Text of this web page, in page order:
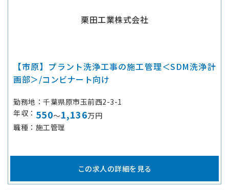
栗田工業株式会社
【市原】プラント洗浄工事の施工管理＜SDM洗浄計
画部＞/コンビナート向け
勤務地
千葉県原市玉前西2-3-1
年収
550～1,136万円
職種
施工管理
この求人の詳細を見る